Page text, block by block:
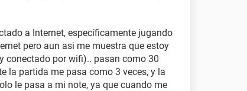
a Internet, específicamente jugando
pero aun asi me muestra que estoy
conectado por wifi).. pasan como 30
la partida me pasa como 3 veces, y la
le pasa a mi note, ya que cuando me